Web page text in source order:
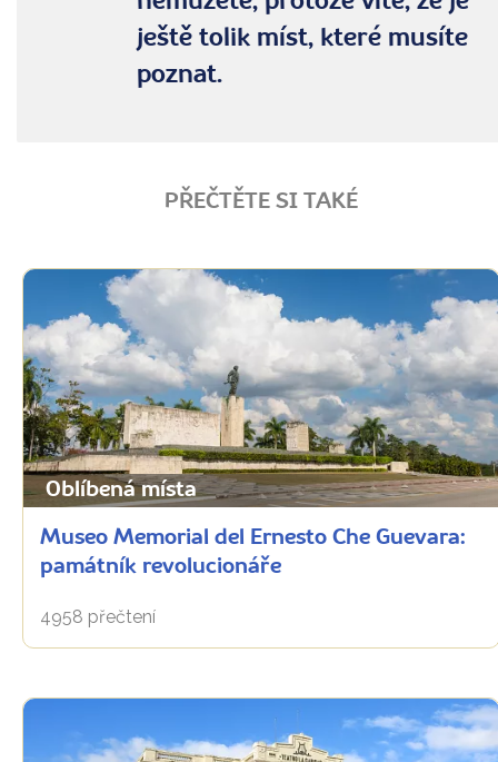
ještě tolik míst, které musíte
poznat.
PŘEČTĚTE SI TAKÉ
Oblíbená místa
Museo Memorial del Ernesto Che Guevara:
památník revolucionáře
4958 přečtení